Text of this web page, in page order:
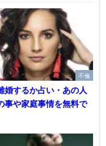
不倫
婚するか占い・あの人
事や家庭事情を無料で